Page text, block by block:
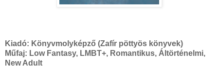
Kiadó: Könyvmolyképző (Zafír pöttyös könyvek)
Műfaj: Low Fantasy, LMBT+, Romantikus, Áltörténelmi,
New Adult